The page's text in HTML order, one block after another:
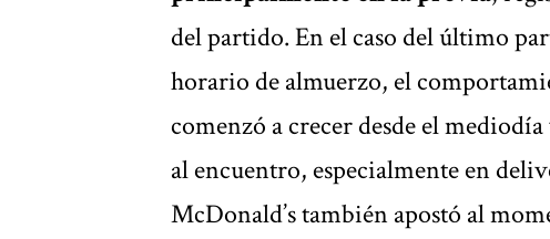
del partido. En el caso del último
horario de almuerzo, el
comenzó a crecer desde el
al encuentro, especialmente en
McDonald’s también apostó al